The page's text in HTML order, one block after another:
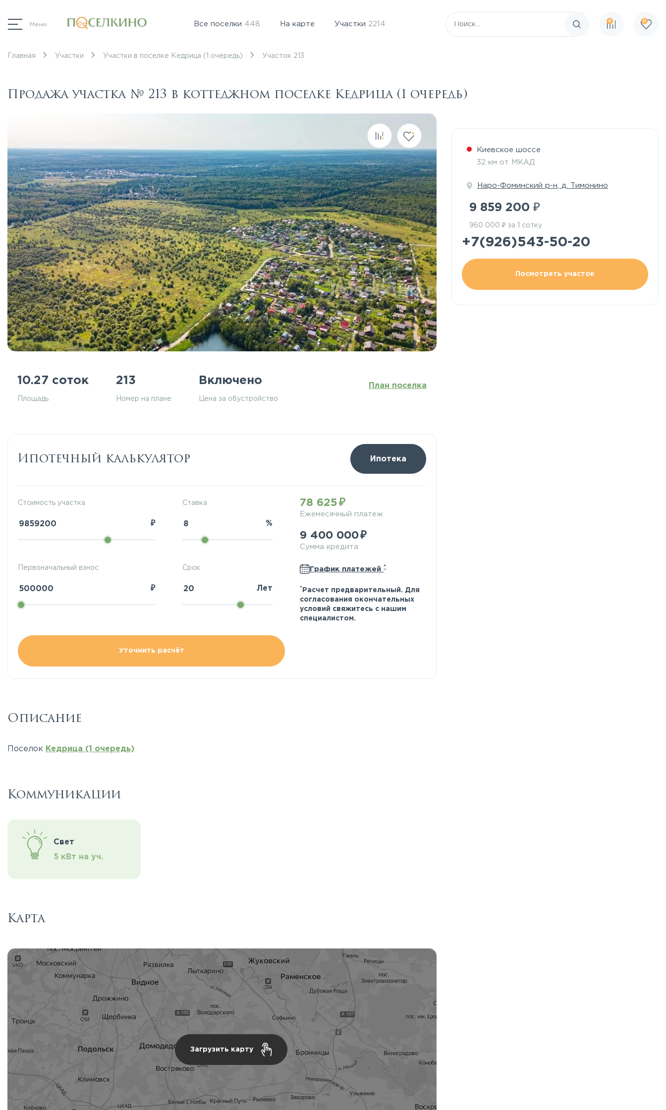
Меню Все поселки 448 На карте Участки 2214
Поиск по сайту
0 0
Главная Участки Участки в поселке Кедрица (1 очередь) Участок 213
Продажа участка № 213 в коттеджном поселке Кедрица (1 очередь)
10.27 соток
Площадь
213
Номер на плане
Включено
Цена за обустройство
План поселка
Ипотечный калькулятор Ипотека
Стоимость участка
₽
Ставка
%
Первоначальный взнос
₽
Срок
Лет
Уточнить расчёт
78 625
Ежемесячный платеж
9 400 000
Сумма кредита
График платежей*
* Расчет предварительный. Для
согласования окончательных
условий свяжитесь с нашим
специалистом.
Описание
Поселок Кедрица (1 очередь)
Коммуникации
Свет
5 кВт на уч.
Карта
Загрузить карту
Киевское шоссе
32 км от МКАД
Наро-Фоминский р-н д. Тимонино
9 859 200 ₽
960 000 ₽ за 1 сотку
+7(926)543-50-20
Посмотреть участок